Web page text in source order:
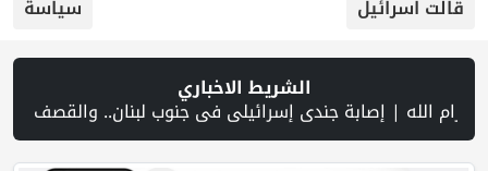
قالت اسرائيل
سياسة
الشريط الاخباري
خلال اقتحام الاحتلال قرية المغير شمال شرق رام الله | منظمة التحرير: منظمة إسرائيلية توفر دعمًا للمستوطنين